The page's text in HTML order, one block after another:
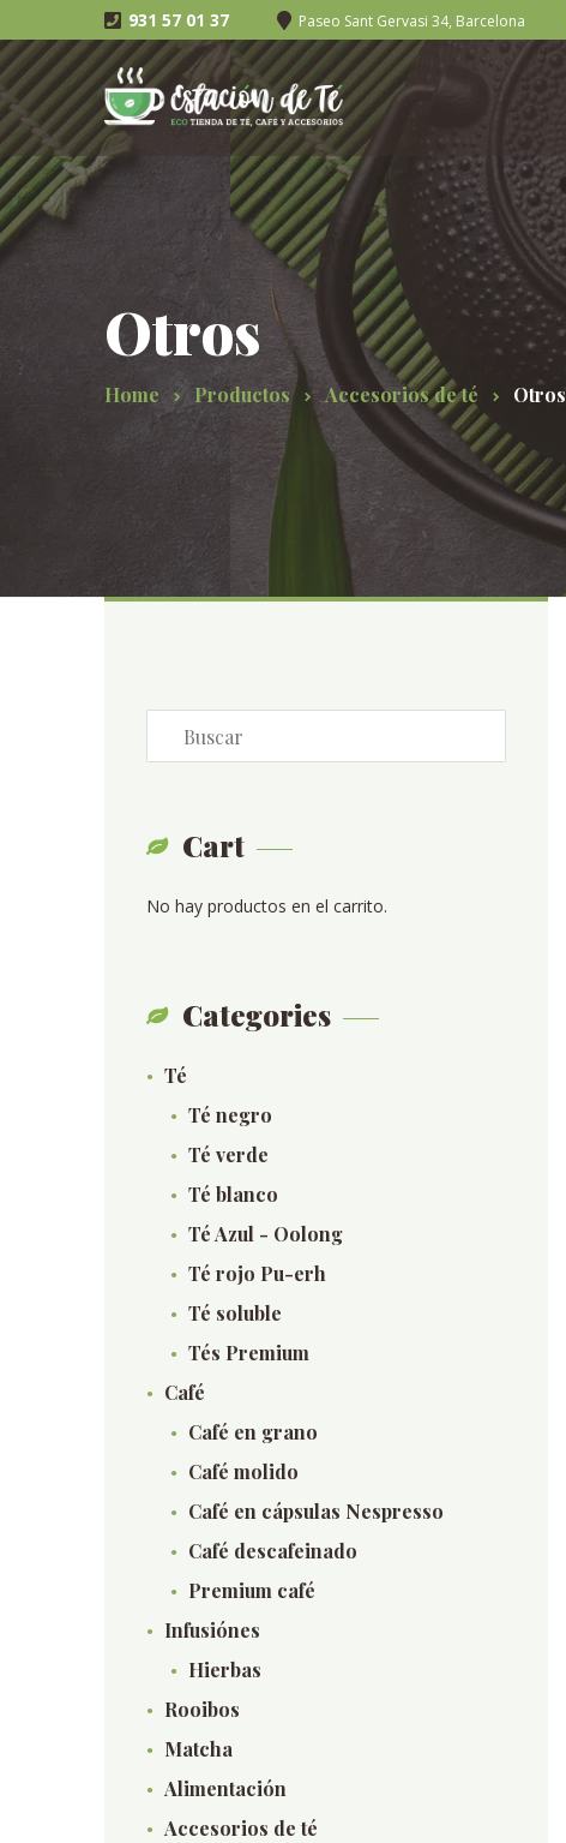
931 57 01 37 Paseo Sant Gervasi 34, Barcelona
Otros
Home Productos Accesorios de té Otros
Cart
No hay productos en el carrito.
Categories
Té
Té negro
Té verde
Té blanco
Té Azul - Oolong
Té rojo Pu-erh
Té soluble
Tés Premium
Café
Café en grano
Café molido
Café en cápsulas Nespresso
Café descafeinado
Premium café
Infusiónes
Hierbas
Rooibos
Matcha
Alimentación
Accesorios de té